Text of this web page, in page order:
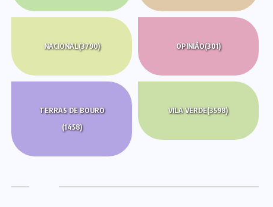
NACIONAL(3790) OPINIÃO(301)
TERRAS DE BOURO
(1458)
VILA VERDE(3598)